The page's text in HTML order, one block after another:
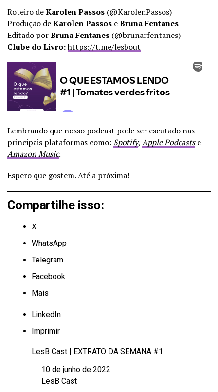
Roteiro deKarolen Passos (@KarolenPassos)
Produção deKarolen Passos eBruna Fentanes
Editado porBruna Fentanes (@brunarfentanes)
Clube do Livro:https://t.me/lesbout
Lembrando que nosso podcast pode ser escutado nas
principais plataformas como: Spotify, Apple Podcastse
Amazon Music.
Espero que gostem. Até a próxima!
Compartilhe isso:
X
WhatsApp
Telegram
Facebook
Mais
LinkedIn
Imprimir
LesB Cast | EXTRATO DA SEMANA #1
Data10 de junho de 2022
Em relação a
LesB Cast